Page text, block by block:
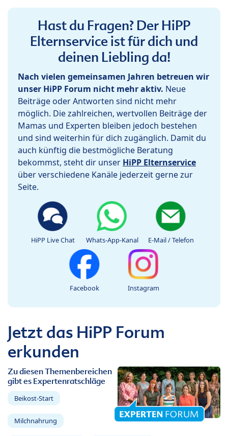
Hast du Fragen? Der HiPP
Elternservice ist für dich und
deinen Liebling da!
Nach vielen gemeinsamen Jahren betreuen wir
unser HiPP Forum nicht mehr aktiv. Neue
Beiträge oder Antworten sind nicht mehr
möglich. Die zahlreichen, wertvollen Beiträge der
Mamas und Experten bleiben jedoch bestehen
und sind weiterhin für dich zugänglich. Damit du
auch künftig die bestmögliche Beratung
bekommst, steht dir unser HiPP Elternservice
über verschiedene Kanäle jederzeit gerne zur
Seite.
HiPP Live Chat Whats-App-Kanal E-Mail / Telefon
Facebook Instagram
Jetzt das HiPP Forum
erkunden
Zu diesen Themenbereichen
gibt es Expertenratschläge
Beikost-Start
Milchnahrung